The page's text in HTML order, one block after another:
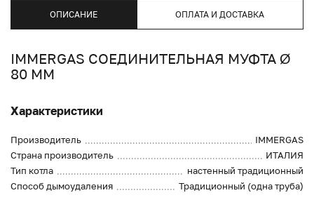
ОПИСАНИЕ ОПЛАТА И ДОСТАВКА
IMMERGAS СОЕДИНИТЕЛЬНАЯ МУФТА Ø
80 ММ
Характеристики
Производитель
IMMERGAS
Страна производитель
ИТАЛИЯ
Тип котла
настенный традиционный
Способ дымоудаления
Традиционный (одна труба)